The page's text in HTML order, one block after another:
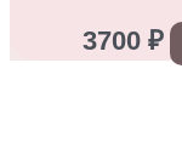
3700 ₽